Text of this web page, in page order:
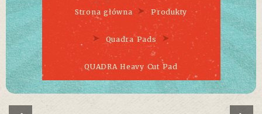
Strona główna Produkty
Quadra Pads
QUADRA Heavy Cut Pad